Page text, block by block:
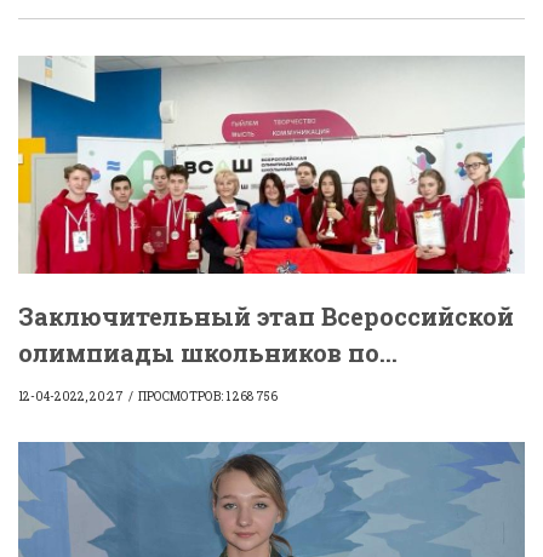
Заключительный этап Всероссийской
олимпиады школьников по...
12-04-2022, 20:27 ПРОСМОТРОВ: 1 268 756